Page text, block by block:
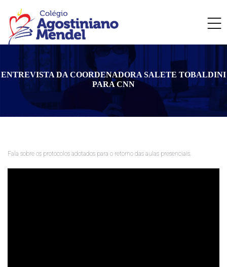
ENTREVISTA DA COORDENADORA SALETE TOBALDINI
PARA CNN
Fala sobre os protocolos adotados para o retorno das aulas presenciais.